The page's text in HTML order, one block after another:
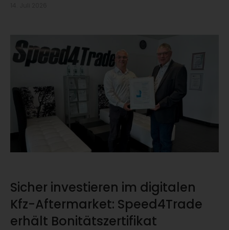
Sicher investieren im digitalen
Kfz-Aftermarket: Speed4Trade
erhält Bonitätszertifikat